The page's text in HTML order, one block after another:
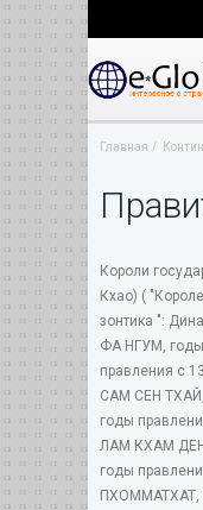
Главная
Короли
Кхао) (
зонтика ":
ФА НГУM,
правления с
САМ СЕН
годы
ЛАМ КХАМ
годы
ПХОММАТХАТ,